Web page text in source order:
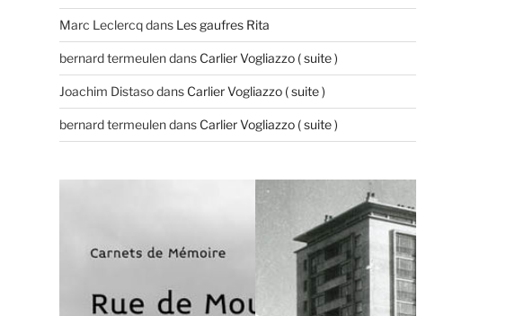
Marc Leclercqdans Les gaufres Rita
bernard termeulendans Carlier Vogliazzo ( suite )
Joachim Distasodans Carlier Vogliazzo ( suite )
bernard termeulendans Carlier Vogliazzo ( suite )